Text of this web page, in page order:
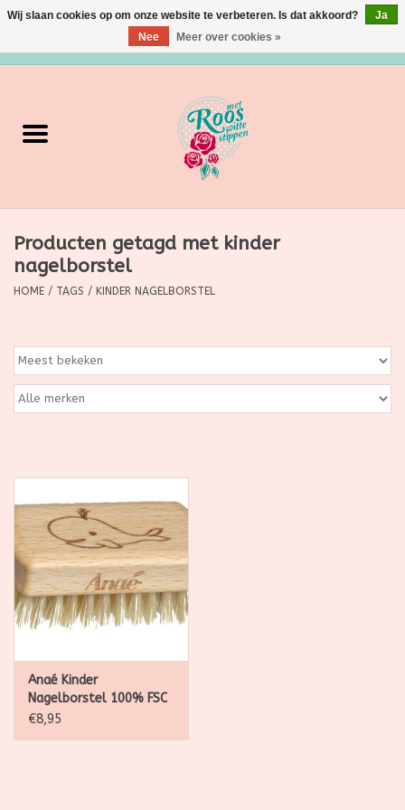
Verzorging
Grimeermateriaal
Eten/Drinken
Ditjes & Datjes
Belgisch
Workshops
Producten getagd met kinder
nagelborstel
HOME / TAGS / KINDER NAGELBORSTEL
Anaé Kinder
Nagelborstel 100% FSC
beukenhout
€8,95
Wij slaan cookies op om onze website te verbeteren. Is dat akkoord?
Ja
Nee
Meer over cookies »